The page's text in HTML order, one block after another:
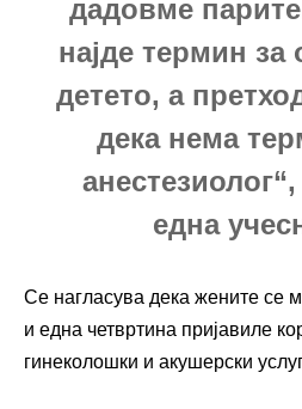
дадовме
најде термин за
детето, а
дека нема
една
Се нагласува дека жените се
и една четвртина пријавиле
гинеколошки и акушерски